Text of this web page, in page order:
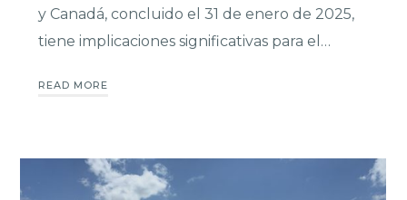
y Canadá, concluido el 31 de enero de 2025,
tiene implicaciones significativas para el…
READ MORE